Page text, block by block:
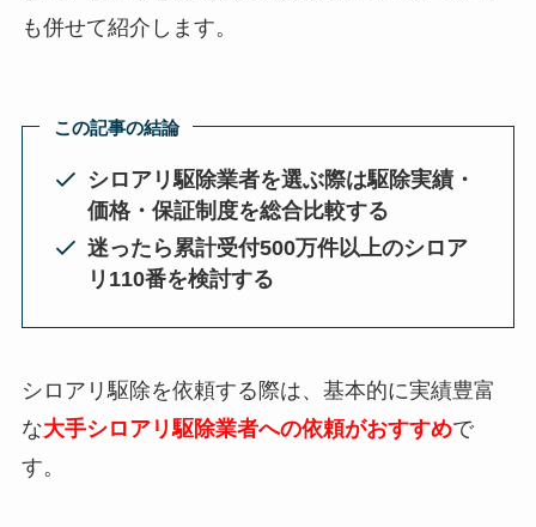
も併せて紹介します。
この記事の結論
シロアリ駆除業者を選ぶ際は駆除実績・
価格・保証制度を総合比較する
迷ったら累計受付500万件以上のシロア
リ110番を検討する
シロアリ駆除を依頼する際は、基本的に実績豊富
な大手シロアリ駆除業者への依頼がおすすめで
す。